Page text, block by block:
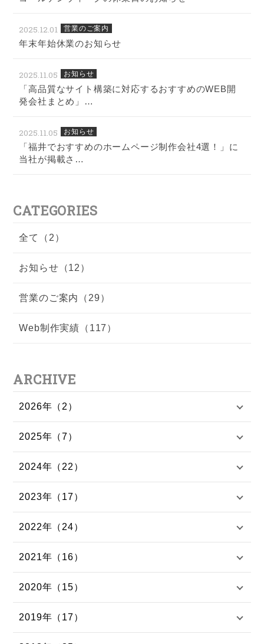
2025.12.01 営業のご案内
年末年始休業のお知らせ
2025.11.05 お知らせ
「高品質なサイト構築に対応するおすすめのWEB開
発会社まとめ」…
2025.11.05 お知らせ
「福井でおすすめのホームページ制作会社4選！」に
当社が掲載さ…
CATEGORIES
全て（2）
お知らせ（12）
営業のご案内（29）
Web制作実績（117）
ARCHIVE
2026年（2）
2025年（7）
2024年（22）
2023年（17）
2022年（24）
2021年（16）
2020年（15）
2019年（17）